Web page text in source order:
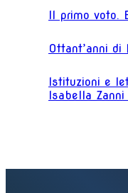
Il primo voto.
Ottant’anni di
Istituzioni e
Isabella